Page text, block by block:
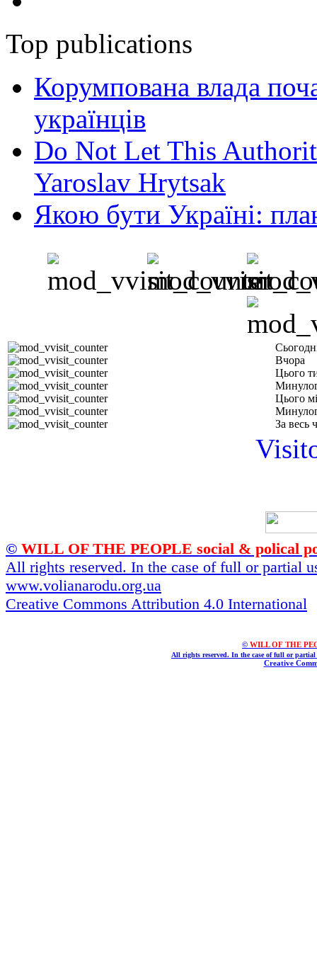
Top publications
Корумпована влада
українців
Do Not Let This
Yaroslav Hrytsak
Якою бути Україні:
Вчора
Цього
Цього
За весь
© WILL OF THE PEOPLE social & polical
All rights reserved. In the case of full or partial
www.volianarodu.org.ua
Creative Commons Attribution 4.0 International
© WILL OF THE
All rights reserved. In the case of full or
Creative